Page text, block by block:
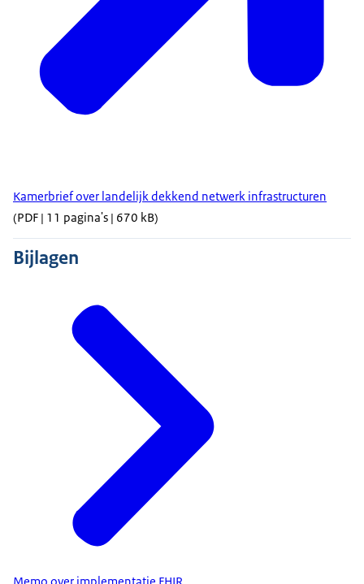
Kamerbrief over landelijk dekkend netwerk infrastructuren
(PDF | 11 pagina's | 670 kB)
Bijlagen